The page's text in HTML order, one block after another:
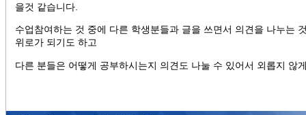
을것 같습니다.
수업참여하는 것 중에 다른 학생분들과 글을 쓰면서 의견을 나누는
위로가 되기도 하고
다른 분들은 어떻게 공부하시는지 의견도 나눌 수 있어서 외롭지 않